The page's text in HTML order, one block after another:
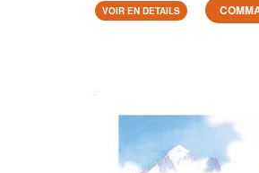
VOIR EN DETAILS